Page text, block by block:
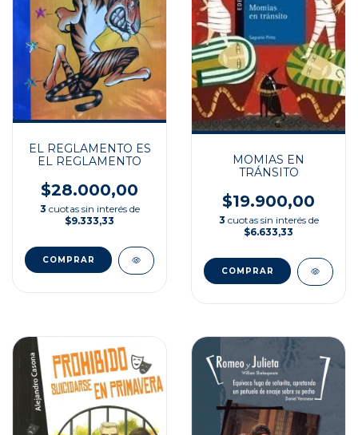
EL REGLAMENTO ES
EL REGLAMENTO
$28.000,00
3 cuotas sin interés de
$9.333,33
MOMIAS EN
TRÁNSITO
$19.900,00
3 cuotas sin interés de
$6.633,33